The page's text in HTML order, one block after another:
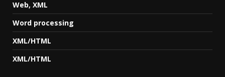
Web, XML
Word processing
XML/HTML
XML/HTML